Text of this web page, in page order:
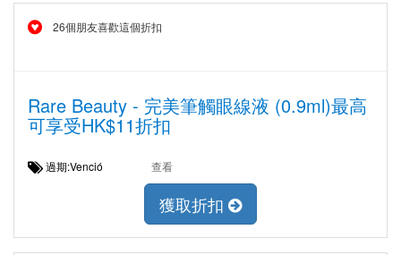
26個朋友喜歡這個折扣
Rare Beauty - 完美筆觸眼線液 (0.9ml)最高
可享受HK$11折扣
過期:Venció 查看
獲取折扣